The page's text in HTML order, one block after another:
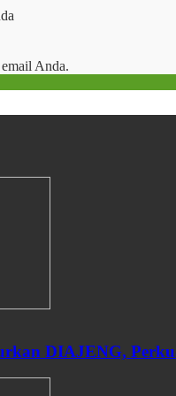
Anda.
DIAJENG,